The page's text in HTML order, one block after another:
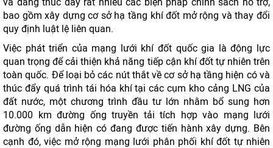
bao gồm xây dựng cơ sở hạ tầng khí đốt mở rộng và thay đổi
quy định luật lệ liên quan.
Việc phát triển của mạng lưới khí đốt quốc gia là động lực
quan trọng để cải thiện khả năng tiếp cận khí đốt tự nhiên trên
toàn quốc. Để loại bỏ các nút thắt về cơ sở hạ tầng hiện có và
thúc đẩy quá trình tái hóa khí tại các cụm kho cảng LNG của
đất nước, một chương trình đầu tư lớn nhằm bổ sung hơn
10.000 km đường ống truyền tải tích hợp vào mạng lưới
đường ống dẫn hiện có đang được tiến hành xây dựng. Bên
cạnh đó, việc mở rộng mạng lưới phân phối khí đốt tự nhiên